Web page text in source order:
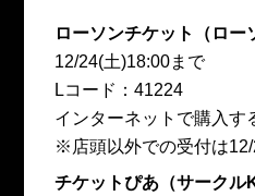
ローソンチケット（ロー
12/24(土)18:00まで
Lコード：41224
インターネットで購入す
※店頭以外での受付は
チケットぴあ（サークル